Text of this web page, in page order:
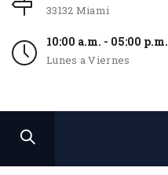
33132 Miami
10:00 a.m. - 05:00 p.m.
Lunes a Viernes